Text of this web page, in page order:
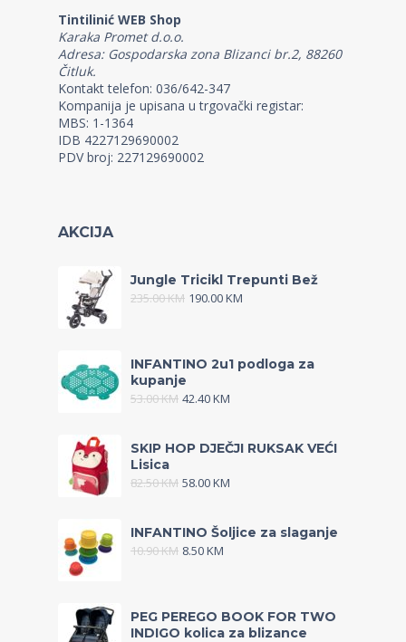
Tintilinić WEB Shop
Karaka Promet d.o.o.
Adresa: Gospodarska zona Blizanci br.2, 88260
Čitluk.
Kontakt telefon: 036/642-347
Kompanija je upisana u trgovački registar:
MBS: 1-1364
IDB 4227129690002
PDV broj: 227129690002
AKCIJA
Jungle Tricikl Trepunti Bež
235.00KM 190.00KM
INFANTINO 2u1 podloga za
kupanje
53.00KM 42.40KM
SKIP HOP DJEČJI RUKSAK VEĆI
Lisica
82.50KM 58.00KM
INFANTINO Šoljice za slaganje
10.90KM 8.50KM
PEG PEREGO BOOK FOR TWO
INDIGO kolica za blizance